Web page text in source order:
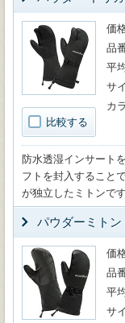
比較する
価
品
平
サ
カ
防水透湿インサート
フトを封入すること
が独立したミトンです
パウダーミトン
価
品
平
サ